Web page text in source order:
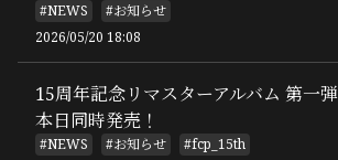
#NEWS
#お知らせ
2026/05/20 18:08
15周年記念リマスターアルバム 第一
本日同時発売！
#NEWS #お知らせ
#fcp_15th